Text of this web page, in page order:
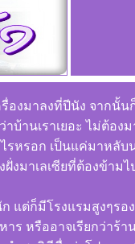
งมาลงที่ปีนัง จากนั้น
านเราเยอะ ไม่ต้อง
รหรอก เป็นแค่มาหลั
งมาเลเซียที่ต้องข้าม
แต่ก็มีโรงแรมสูงๆรอ
หรืออาจเรียกว่าร้า